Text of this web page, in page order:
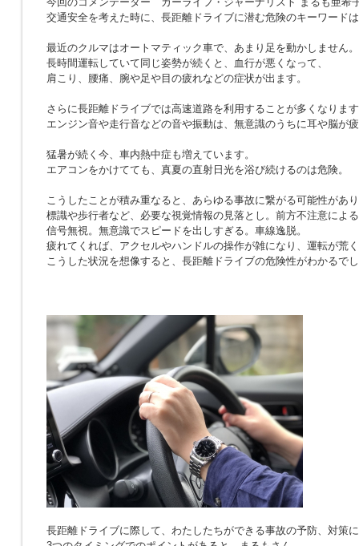
交通安全を考えた時に、長距離ドライブに潜む危険のキーワード
最近のクルマはオートマティック車で、あまり足を動かしません。
長時間運転していて同じ姿勢が続くと、血行が悪くなって、
肩こり、腰痛、腕や足や目の疲れなどの症状が出ます。
さらに長距離ドライブでは高速道路を利用することが多くなりま
エンジン音や走行音などの音や振動は、無意識のうちに耳や脳が
猛暑が続く今、車内熱中症も増えています。
エアコンをかけてても、真夏の直射日光を浴び続けるのは危険。
こうしたことが積み重なると、あらゆる事故に繋がる可能性があ
標識や歩行者など、必要な視覚情報の見落とし。前方不注意によ
信号無視。無意識でスピードを出しすぎる。車線逸脱。
疲れてくれば、アクセルやハンドルの操作が雑になり、運転が荒
こうした状況を想像すると、長距離ドライブの危険性がわかるで
長距離ドライブに際して、わたしたちができる事故の予防、対策